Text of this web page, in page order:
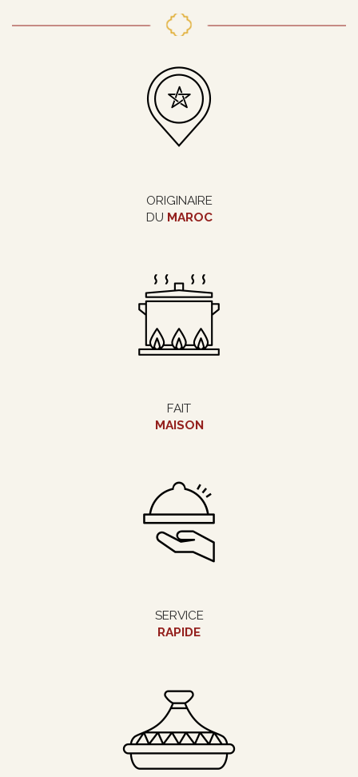
ORIGINAIRE
DU MAROC
FAIT
MAISON
SERVICE
RAPIDE